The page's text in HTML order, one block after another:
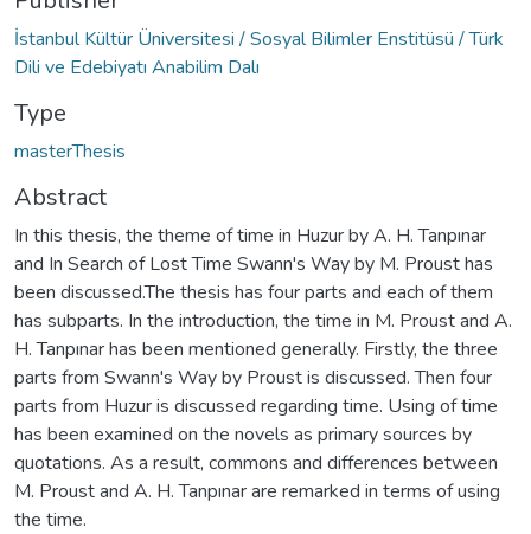
İstanbul Kültür Üniversitesi / Sosyal Bilimler Enstitüsü / Türk
Dili ve Edebiyatı Anabilim Dalı
Type
masterThesis
Abstract
In this thesis, the theme of time in Huzur by A. H. Tanpınar
and In Search of Lost Time Swann's Way by M. Proust has
been discussed.The thesis has four parts and each of them
has subparts. In the introduction, the time in M. Proust and A.
H. Tanpınar has been mentioned generally. Firstly, the three
parts from Swann's Way by Proust is discussed. Then four
parts from Huzur is discussed regarding time. Using of time
has been examined on the novels as primary sources by
quotations. As a result, commons and differences between
M. Proust and A. H. Tanpınar are remarked in terms of using
the time.